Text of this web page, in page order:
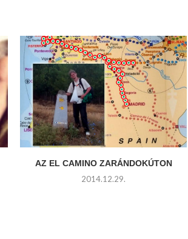
AZ EL CAMINO ZARÁNDOKÚTON
2014.12.29.